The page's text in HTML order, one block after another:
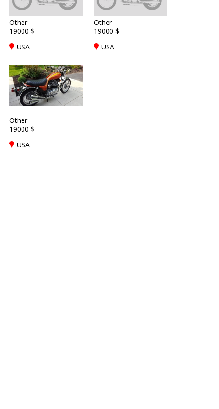
Other
19000 $
USA
Other
19000 $
USA
Other
19000 $
USA